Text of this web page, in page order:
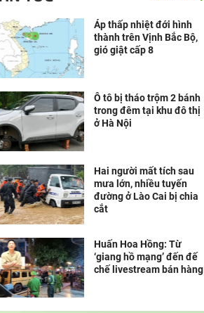
Áp thấp nhiệt đới hình
thành trên Vịnh Bắc Bộ,
gió giật cấp 8
Ô tô bị tháo trộm 2 bánh
trong đêm tại khu đô thị
ở Hà Nội
Hai người mất tích sau
mưa lớn, nhiều tuyến
đường ở Lào Cai bị chia
cắt
Huấn Hoa Hồng: Từ
‘giang hồ mạng’ đến đế
chế livestream bán hàng